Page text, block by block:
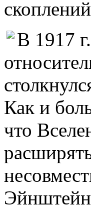
В 1917
Как и
что
Эйнштейн